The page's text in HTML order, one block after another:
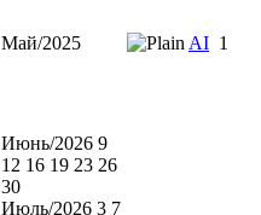
Май/2025 AI 1
Июнь/2026 9
12 16 19 23 26
30
Июль/2026 3 7